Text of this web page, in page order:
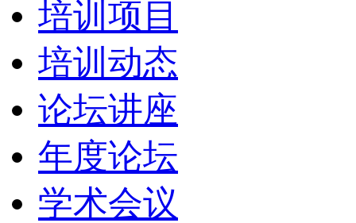
培训项目
培训动态
论坛讲座
年度论坛
学术会议